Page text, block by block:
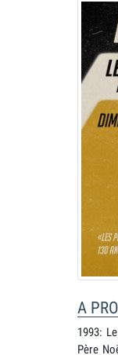
A
1993:
Père